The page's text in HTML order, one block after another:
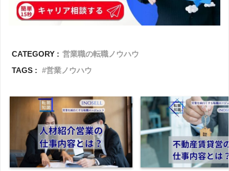
CATEGORY : 営業職の転職ノウハウ
TAGS :
営業ノウハウ